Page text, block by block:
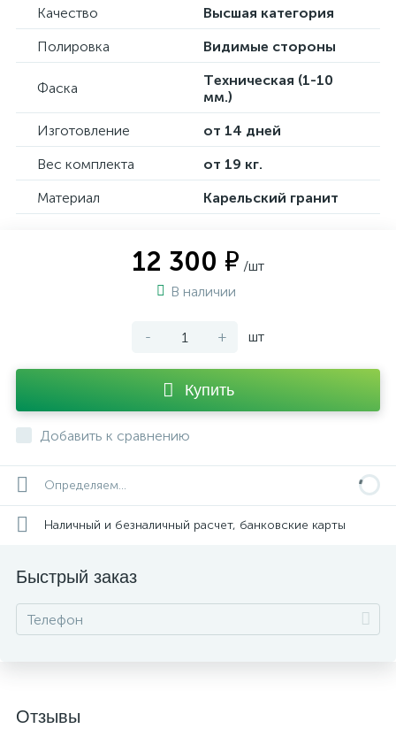
Качество Высшая категория
Полировка Видимые стороны
Фаска
Техническая (1-10
мм.)
Изготовление от 14 дней
Вес комплекта от 19 кг.
Материал Карельский гранит
12 300 ₽ /шт
В наличии
- + шт
Купить
Добавить к сравнению
Определяем...
Наличный и безналичный расчет, банковские карты
Быстрый заказ
Отзывы